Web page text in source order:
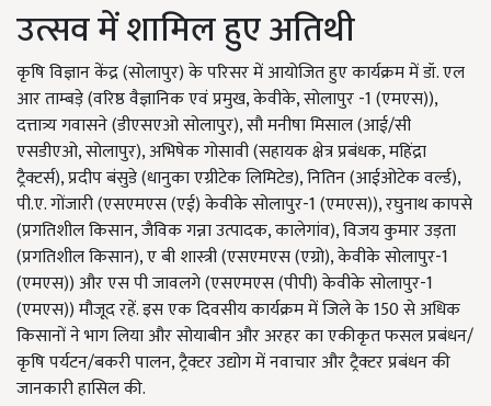
उत्सव में शामिल हुए अतिथी
कृषि विज्ञान केंद्र (सोलापुर) के परिसर में आयोजित हुए कार्यक्रम में डॉ. एल
आर ताम्बड़े (वरिष्ठ वैज्ञानिक एवं प्रमुख, केवीके, सोलापुर -1 (एमएस)),
दत्तात्र्य गवासने (डीएसएओ सोलापुर), सौ मनीषा मिसाल (आई/सी
एसडीएओ, सोलापुर), अभिषेक गोसावी (सहायक क्षेत्र प्रबंधक, महिंद्रा
ट्रैक्टर्स), प्रदीप बंसुडे (धानुका एग्रीटेक लिमिटेड), नितिन (आईओटेक वर्ल्ड),
पी.ए. गोंजारी (एसएमएस (एई) केवीके सोलापुर-1 (एमएस)), रघुनाथ कापसे
(प्रगतिशील किसान, जैविक गन्ना उत्पादक, कालेगांव), विजय कुमार उड़ता
(प्रगतिशील किसान), ए बी शास्त्री (एसएमएस (एग्रो), केवीके सोलापुर-1
(एमएस)) और एस पी जावलगे (एसएमएस (पीपी) केवीके सोलापुर-1
(एमएस)) मौजूद रहें. इस एक दिवसीय कार्यक्रम में जिले के 150 से अधिक
किसानों ने भाग लिया और सोयाबीन और अरहर का एकीकृत फसल प्रबंधन/
कृषि पर्यटन/बकरी पालन, ट्रैक्टर उद्योग में नवाचार और ट्रैक्टर प्रबंधन की
जानकारी हासिल की.